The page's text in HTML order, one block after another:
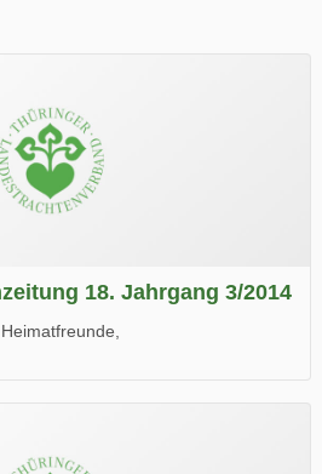
18. Jahrgang 3/2014
beim Lesen.